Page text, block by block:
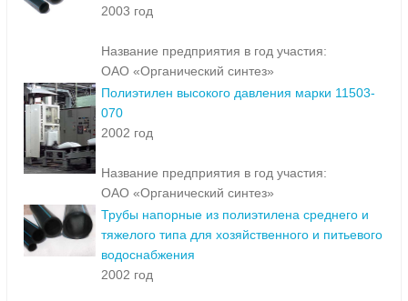
2003 год
Название предприятия в год участия:
ОАО «Органический синтез»
Полиэтилен высокого давления марки 11503-
070
2002 год
Название предприятия в год участия:
ОАО «Органический синтез»
Трубы напорные из полиэтилена среднего и
тяжелого типа для хозяйственного и питьевого
водоснабжения
2002 год